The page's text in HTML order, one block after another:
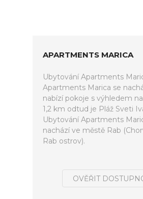
APARTMENTS MARICA
Ubytování Apartments
Apartments Marica se
nabízí pokoje s výhledem
1,2 km odtud je Pláž Sveti
Ubytování Apartments
nachází ve městě Rab
Rab ostrov).
OVĚŘIT